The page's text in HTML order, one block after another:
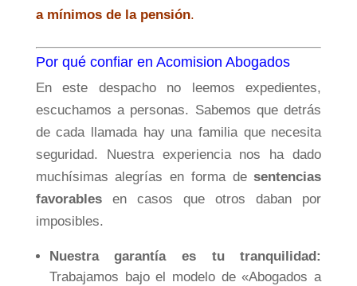
a mínimos de la pensión.
Por qué confiar en Acomision Abogados
En este despacho no leemos expedientes,
escuchamos a personas. Sabemos que detrás
de cada llamada hay una familia que necesita
seguridad. Nuestra experiencia nos ha dado
muchísimas alegrías en forma desentencias
favorablesen casos que otros daban por
imposibles.
Nuestra garantía es tu tranquilidad:
Trabajamos bajo el modelo de «Abogados a